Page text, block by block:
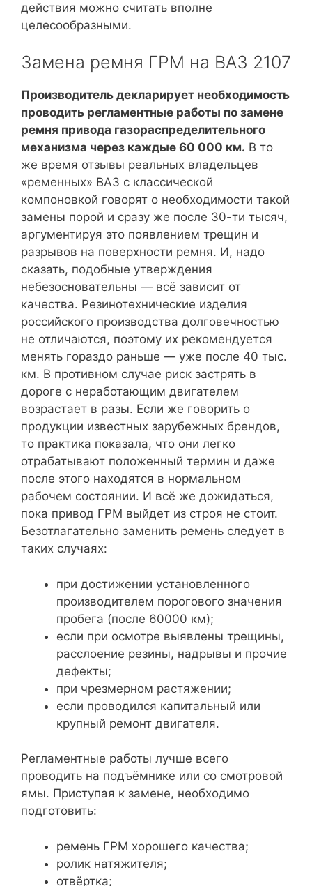
действия можно считать вполне
целесообразными.
Замена ремня ГРМ на ВАЗ 2107
Производитель декларирует необходимость
проводить регламентные работы по замене
ремня привода газораспределительного
механизма через каждые 60 000 км. В то
же время отзывы реальных владельцев
«ременных» ВАЗ с классической
компоновкой говорят о необходимости такой
замены порой и сразу же после 30-ти тысяч,
аргументируя это появлением трещин и
разрывов на поверхности ремня. И, надо
сказать, подобные утверждения
небезосновательны — всё зависит от
качества. Резинотехнические изделия
российского производства долговечностью
не отличаются, поэтому их рекомендуется
менять гораздо раньше — уже после 40 тыс.
км. В противном случае риск застрять в
дороге с неработающим двигателем
возрастает в разы. Если же говорить о
продукции известных зарубежных брендов,
то практика показала, что они легко
отрабатывают положенный термин и даже
после этого находятся в нормальном
рабочем состоянии. И всё же дожидаться,
пока привод ГРМ выйдет из строя не стоит.
Безотлагательно заменить ремень следует в
таких случаях:
при достижении установленного
производителем порогового значения
пробега (после 60000 км);
если при осмотре выявлены трещины,
расслоение резины, надрывы и прочие
дефекты;
при чрезмерном растяжении;
если проводился капитальный или
крупный ремонт двигателя.
Регламентные работы лучше всего
проводить на подъёмнике или со смотровой
ямы. Приступая к замене, необходимо
подготовить:
ремень ГРМ хорошего качества;
ролик натяжителя;
отвёртка;